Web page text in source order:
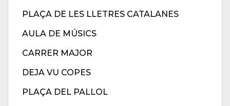
PLAÇA DE LES LLETRES CATALANES
AULA DE MÚSICS
CARRER MAJOR
DEJA VU COPES
PLAÇA DEL PALLOL